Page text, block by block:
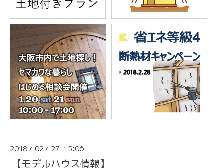
2018 / 02 / 27 15:06
【モデルハウス情報】